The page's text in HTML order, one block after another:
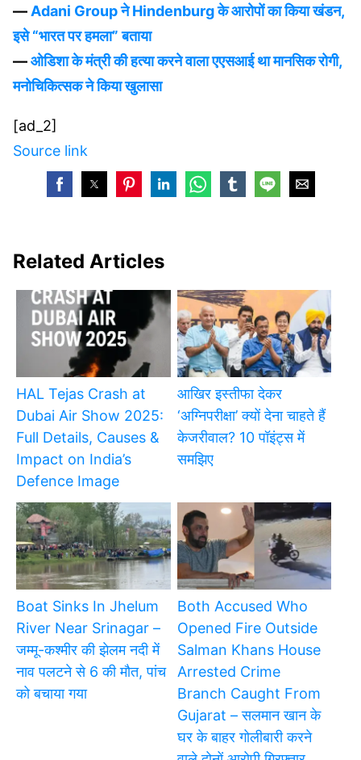
— Adani Group ने Hindenburg के आरोपों का किया खंडन,
इसे “भारत पर हमला” बताया
—ओडिशा के मंत्री की हत्या करने वाला एएसआई था मानसिक रोगी,
मनोचिकित्सक ने किया खुलासा
[ad_2]
Source link
Related Articles
HAL Tejas Crash at
Dubai Air Show 2025:
Full Details, Causes &
Impact on India’s
Defence Image
आखिर इस्तीफा देकर
‘अग्निपरीक्षा’ क्यों देना चाहते हैं
केजरीवाल? 10 पॉइंट्स में
समझिए
Boat Sinks In Jhelum
River Near Srinagar –
जम्मू-कश्मीर की झेलम नदी में
नाव पलटने से 6 की मौत, पांच
को बचाया गया
Both Accused Who
Opened Fire Outside
Salman Khans House
Arrested Crime
Branch Caught From
Gujarat – सलमान खान के
घर के बाहर गोलीबारी करने